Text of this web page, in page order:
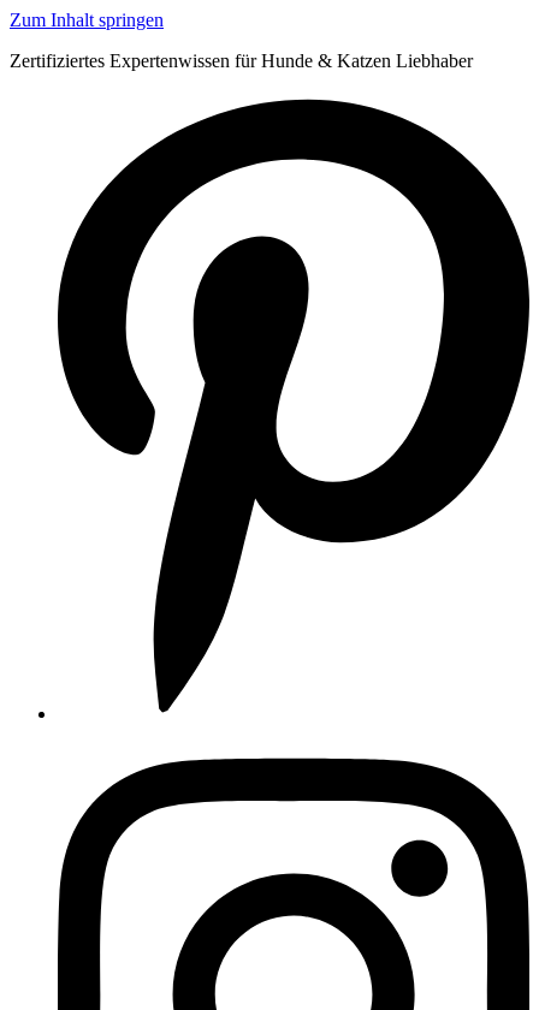
Zum Inhalt springen
Zertifiziertes Expertenwissen für Hunde & Katzen Liebhaber